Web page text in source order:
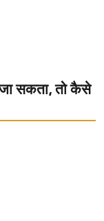
जा सकता, तो कैसे